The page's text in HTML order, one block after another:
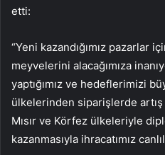
etti:
“Yeni kazandığımız pazarlar
meyvelerini alacağımıza
yaptığımız ve hedeflerimizi
ülkelerinden siparişlerde
Mısır ve Körfez ülkeleriyle
kazanmasıyla ihracatımız